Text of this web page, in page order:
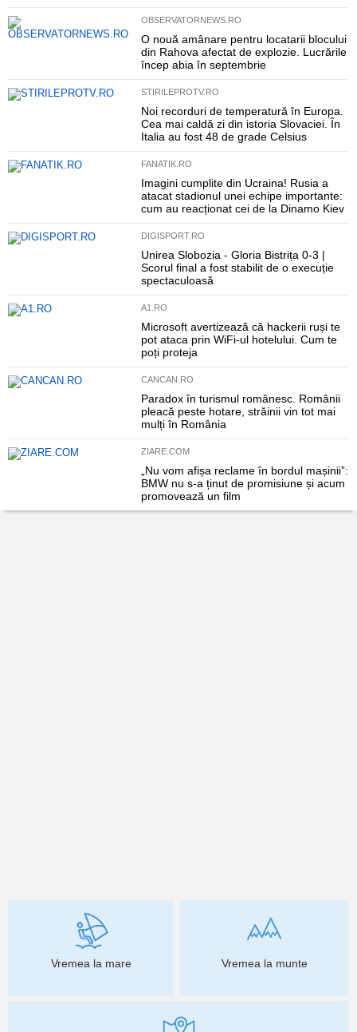
OBSERVATORNEWS.RO
O nouă amânare pentru locatarii blocului
din Rahova afectat de explozie. Lucrările
încep abia în septembrie
STIRILEPROTV.RO
Noi recorduri de temperatură în Europa.
Cea mai caldă zi din istoria Slovaciei. În
Italia au fost 48 de grade Celsius
FANATIK.RO
Imagini cumplite din Ucraina! Rusia a
atacat stadionul unei echipe importante:
cum au reacționat cei de la Dinamo Kiev
DIGISPORT.RO
Unirea Slobozia - Gloria Bistrița 0-3 |
Scorul final a fost stabilit de o execuție
spectaculoasă
A1.RO
Microsoft avertizează că hackerii ruși te
pot ataca prin WiFi-ul hotelului. Cum te
poți proteja
CANCAN.RO
Paradox în turismul românesc. Românii
pleacă peste hotare, străinii vin tot mai
mulți în România
ZIARE.COM
„Nu vom afișa reclame în bordul mașinii”:
BMW nu s-a ținut de promisiune și acum
promovează un film
Vremea la mare Vremea la munte